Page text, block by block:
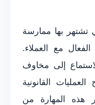
تشتهر بها ممارسة
مع العملاء.
إلى مخاوف
القانونية
هذه المهارة من